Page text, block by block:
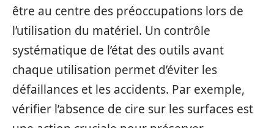
être au centre des préoccupations lors de
l’utilisation du matériel. Un contrôle
systématique de l’état des outils avant
chaque utilisation permet d’éviter les
défaillances et les accidents. Par exemple,
vérifier l’absence de cire sur les surfaces est